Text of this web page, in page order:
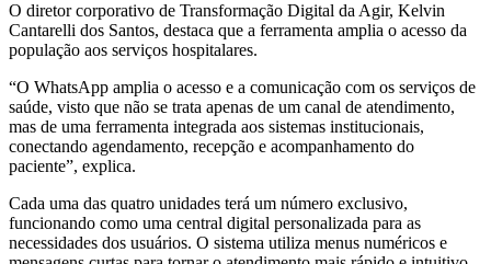
O diretor corporativo de Transformação Digital da Agir, Kelvin
Cantarelli dos Santos, destaca que a ferramenta amplia o acesso da
população aos serviços hospitalares.
“O WhatsApp amplia o acesso e a comunicação com os serviços de
saúde, visto que não se trata apenas de um canal de atendimento,
mas de uma ferramenta integrada aos sistemas institucionais,
conectando agendamento, recepção e acompanhamento do
paciente”, explica.
Cada uma das quatro unidades terá um número exclusivo,
funcionando como uma central digital personalizada para as
necessidades dos usuários. O sistema utiliza menus numéricos e